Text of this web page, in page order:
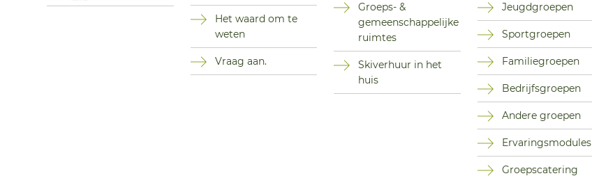
Het waard om te
weten
Vraag aan.
Groeps- &
gemeenschappelijke
ruimtes
Skiverhuur in het
huis
Jeugdgroepen
Sportgroepen
Familiegroepen
Bedrijfsgroepen
Andere groepen
Ervaringsmodules
Groepscatering